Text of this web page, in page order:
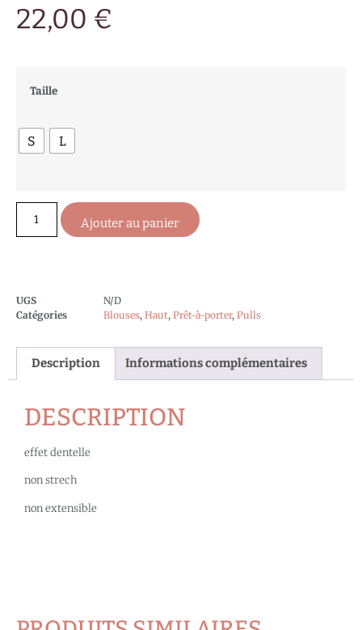
22,00 €
Taille
S L
Ajouter au panier
UGS
N/D
Catégories
Blouses, Haut, Prêt-à-porter, Pulls
Description Informations complémentaires
DESCRIPTION
effet dentelle
non strech
non extensible